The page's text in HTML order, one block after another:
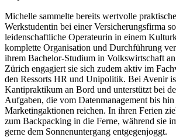
Michelle sammelte bereits wertvolle
Werkstudentin bei einer Versicherungsfirma
leidenschaftliche Operateurin in einem
komplette Organisation und Durchführung
ihrem Bachelor-Studium in Volkswirtschaft
Zürich engagiert sie sich zudem aktiv im
den Ressorts HR und Unipolitik. Bei Avenir
Kantipraktikum an Bord und unterstützt bei
Aufgaben, die vom Datenmanagement bis hin
Marketingaktionen reichen. In ihren Ferien
zum Backpacking in die Ferne, während sie
gerne dem Sonnenuntergang entgegenjoggt.